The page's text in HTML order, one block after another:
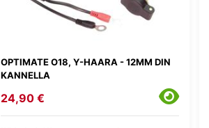
OPTIMATE O18, Y-HAARA - 12MM DIN
KANNELLA
24,90 €